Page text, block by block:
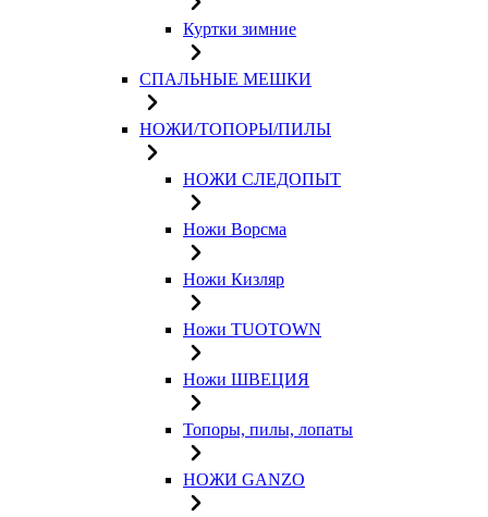
Куртки зимние
СПАЛЬНЫЕ МЕШКИ
НОЖИ/ТОПОРЫ/ПИЛЫ
НОЖИ СЛЕДОПЫТ
Ножи Ворсма
Ножи Кизляр
Ножи TUOTOWN
Ножи ШВЕЦИЯ
Топоры, пилы, лопаты
НОЖИ GANZO